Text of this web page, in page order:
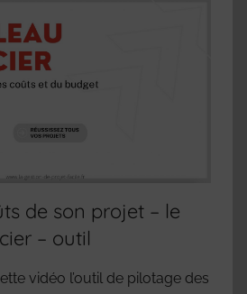
de son projet – le
– outil
vidéo l’outil de pilotage des